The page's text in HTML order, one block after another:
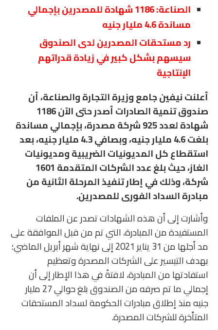
الصناعة: 1186 شهادة للمصدرين بإجمالي
مساندة 4.6 مليار جنيه
رد مستحقات المصدرين لدى الصندوق
سيسهم بشكل كبير في زيادة قدراتهم
الإنتاجية
أعلنت نيفين جامع وزيرة التجارة والصناعة، أن
صندوق تنمية الصادرات أصدر حتى الآن 1186
شهادة لعدد 925 شركة مصدرة، بإجمالي مساندة
بلغت 4.6 مليار جنيه، وبصافي 4.3 مليار جنيه، بعد
استقطاع كل المديونيات الضريبية ومديونيات
الغاز، حيث بلغ عدد الشركات المتقدمة 1601
شركة، وذلك في إطار تنفيذ المرحلة الثانية من
مبادرة السداد الفورى للمصدرين.
وأشارت إلى أن هذه الشهادات تصدر عن الملفات
المستفيدة من المبادرة، التي تم من قبل الموافقة على
مد أجلها من 31 يناير 2021 إلى نهاية شهر أبريل الماضي؛
بهدف التيسير على الشركات المصدرة وتعظيم
استفادتها من المبادرة، لافتةً في هذا الإطار إلى أن
إجمالي ما تم صرفه من الصندوق بلغ حوالي 27 مليار
جنيه منذ إطلاق مبادرات الحكومة لسداد المستحقات
المتأخرة للشركات المصدرة.